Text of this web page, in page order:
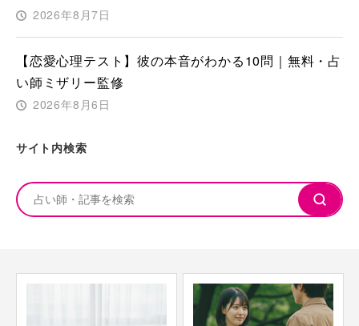
2026年8月7日
【恋愛心理テスト】彼の本音がわかる10問｜無料・占
い師ミザリー監修
2026年8月6日
サイト内検索